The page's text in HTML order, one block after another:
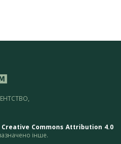
Creative Commons Attribution 4.0
інше.